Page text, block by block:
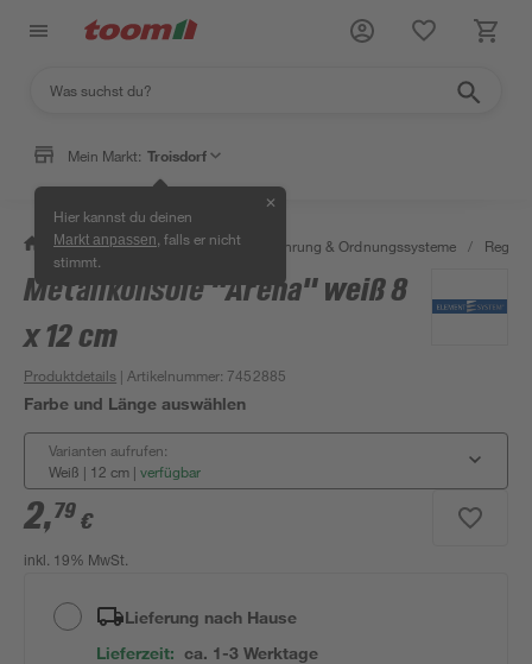
Mein Markt: Troisdorf
Hier kannst du deinen
Markt anpassen , falls er nicht
stimmt.
✕
/ Wohnen & Haushalt / Aufbewahrung & Ordnungssysteme / Regale
Metallkonsole "Arena" weiß 8
x 12 cm
Produktdetails | Artikelnummer: 7452885
Farbe und Länge auswählen
Varianten aufrufen:
Weiß | 12 cm | verfügbar
2,79 €
inkl. 19% MwSt.
Lieferung nach Hause
Lieferzeit: ca. 1-3 Werktage